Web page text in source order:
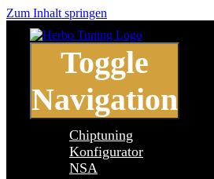
Zum Inhalt springen
Toggle
Navigation
Chiptuning
Konfigurator
NSA